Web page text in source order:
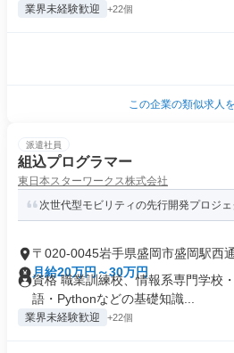
業界未経験歓迎 +22個
この企業の類似求人
派遣社員
組込プログラマー
東日本スターワークス株式会社
次世代型モビリティの先行開発プロジ
〒020-0045岩手県盛岡市盛岡駅西通
月給20万円～30万円
資格 職業訓練校、情報系専門学校
語・Pythonなどの基礎知識...
業界未経験歓迎 +22個